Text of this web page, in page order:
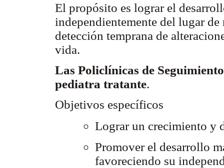
El propósito es lograr el
independientemente del lugar
detección temprana de
vida.
Las Policlínicas de
pediatra tratante.
Objetivos específicos
Lograr un crecimiento y
Promover el desarrollo
favoreciendo su